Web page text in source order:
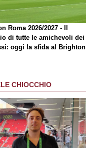
Roma 2026/2027 - Il
di tutte le amichevoli dei
oggi la sfida al Brighton
CHIOCCHIO